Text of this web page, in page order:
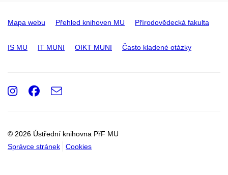
Mapa webu Přehled knihoven MU Přírodovědecká fakulta
IS MU IT MUNI OIKT MUNI Často kladené otázky
© 2026 Ústřední knihovna PřF MU
Správce stránek
Cookies
Instagram
Facebook
e-